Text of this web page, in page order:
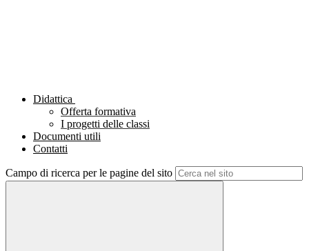
Didattica
Offerta formativa
I progetti delle classi
Documenti utili
Contatti
Campo di ricerca per le pagine del sito